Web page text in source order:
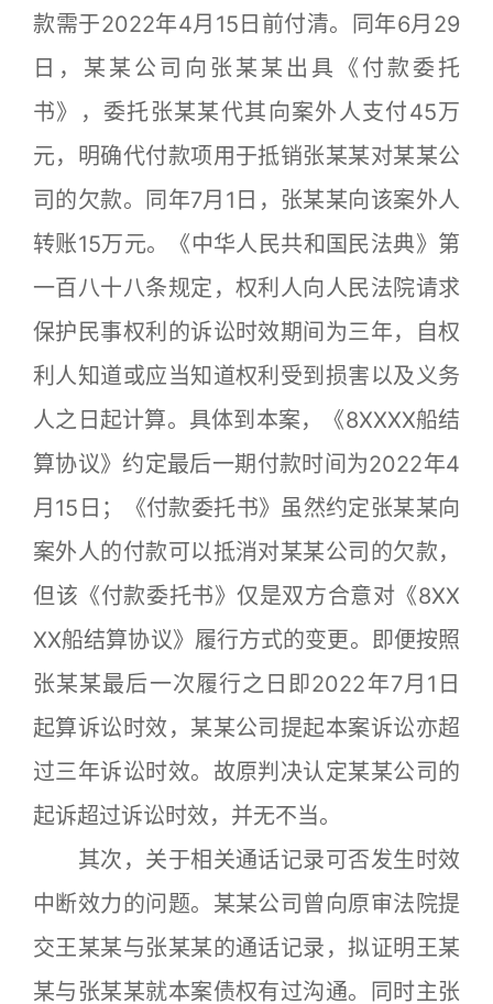
款需于2022年4月15日前付清。同年6月29
日，某某公司向张某某出具《付款委托
书》，委托张某某代其向案外人支付45万
元，明确代付款项用于抵销张某某对某某公
司的欠款。同年7月1日，张某某向该案外人
转账15万元。《中华人民共和国民法典》第
一百八十八条规定，权利人向人民法院请求
保护民事权利的诉讼时效期间为三年，自权
利人知道或应当知道权利受到损害以及义务
人之日起计算。具体到本案，《8XXXX船结
算协议》约定最后一期付款时间为2022年4
月15日；《付款委托书》虽然约定张某某向
案外人的付款可以抵消对某某公司的欠款，
但该《付款委托书》仅是双方合意对《8XX
XX船结算协议》履行方式的变更。即便按照
张某某最后一次履行之日即2022年7月1日
起算诉讼时效，某某公司提起本案诉讼亦超
过三年诉讼时效。故原判决认定某某公司的
起诉超过诉讼时效，并无不当。
其次，关于相关通话记录可否发生时效
中断效力的问题。某某公司曾向原审法院提
交王某某与张某某的通话记录，拟证明王某
某与张某某就本案债权有过沟通。同时主张